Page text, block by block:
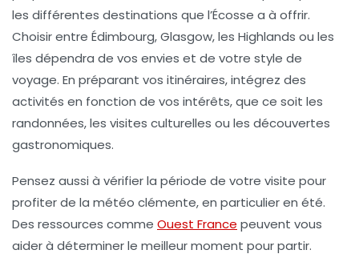
les différentes destinations que l’Écosse a à offrir.
Choisir entre Édimbourg, Glasgow, les Highlands ou les
îles dépendra de vos envies et de votre style de
voyage. En préparant vos itinéraires, intégrez des
activités en fonction de vos intérêts, que ce soit les
randonnées, les visites culturelles ou les découvertes
gastronomiques.
Pensez aussi à vérifier la période de votre visite pour
profiter de la météo clémente, en particulier en été.
Des ressources comme Ouest France peuvent vous
aider à déterminer le meilleur moment pour partir.